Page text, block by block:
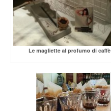
Le magliette al profumo di caffè